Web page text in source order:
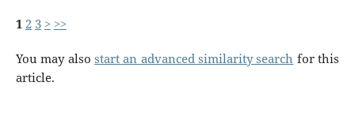
12 3 > >>
You may also start an advanced similarity search for this
article.